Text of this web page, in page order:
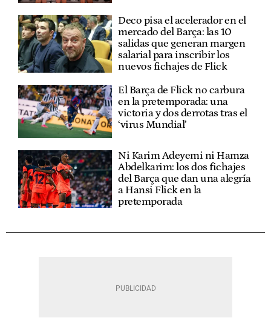
Deco pisa el acelerador en el
mercado del Barça: las 10
salidas que generan margen
salarial para inscribir los
nuevos fichajes de Flick
El Barça de Flick no carbura
en la pretemporada: una
victoria y dos derrotas tras el
‘virus Mundial’
Ni Karim Adeyemi ni Hamza
Abdelkarim: los dos fichajes
del Barça que dan una alegría
a Hansi Flick en la
pretemporada